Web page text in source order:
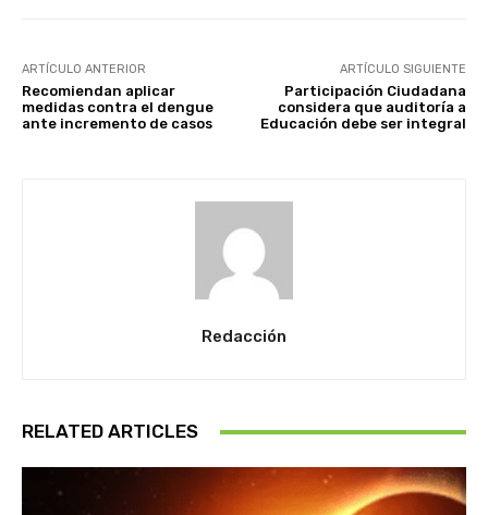
ARTÍCULO ANTERIOR
Recomiendan aplicar
medidas contra el dengue
ante incremento de casos
ARTÍCULO SIGUIENTE
Participación Ciudadana
considera que auditoría a
Educación debe ser integral
Redacción
RELATED ARTICLES